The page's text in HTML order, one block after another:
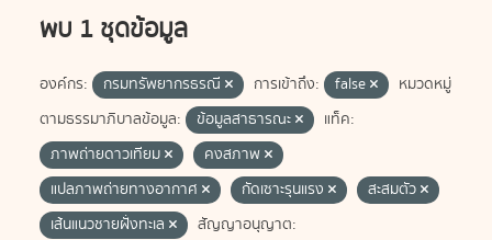
พบ 1 ชุดข้อมูล
องค์กร: กรมทรัพยากรธรณี การเข้าถึง: false
หมวดหมู่
ตามธรรมาภิบาลข้อมูล:
ข้อมูลสาธารณะ
แท็ค:
ภาพถ่ายดาวเทียม
คงสภาพ
แปลภาพถ่ายทางอากาศ
กัดเซาะรุนแรง
สะสมตัว
เส้นแนวชายฝั่งทะเล
สัญญาอนุญาต: